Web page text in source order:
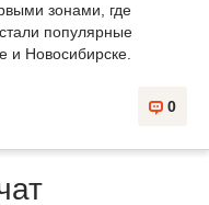
зонами, где
популярные
и Новосибирске.
0